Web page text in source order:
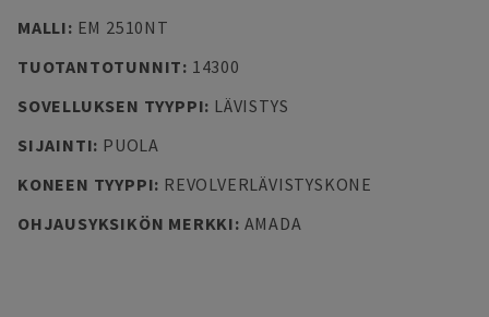
MALLI: EM 2510NT
TUOTANTOTUNNIT: 14300
SOVELLUKSEN TYYPPI: LÄVISTYS
SIJAINTI: PUOLA
KONEEN TYYPPI: REVOLVERLÄVISTYSKONE
OHJAUSYKSIKÖN MERKKI: AMADA